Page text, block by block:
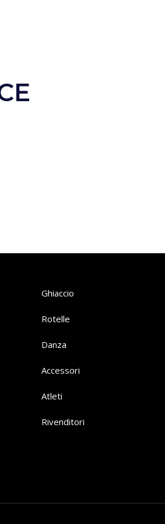
Ghiaccio
Rotelle
Danza
Accessori
Atleti
Rivenditori